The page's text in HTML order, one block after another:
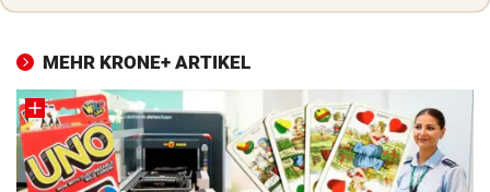
MEHR KRONE+ ARTIKEL